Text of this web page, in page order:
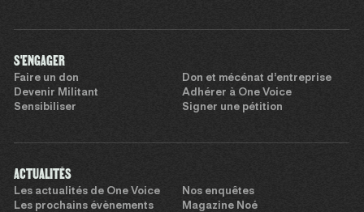
S'ENGAGER
Faire un don
Don et mécénat d’entreprise
Devenir Militant
Adhérer à One Voice
Sensibiliser
Signer une pétition
ACTUALITÉS
Les actualités de One Voice
Nos enquêtes
Les prochains évènements
Magazine Noé